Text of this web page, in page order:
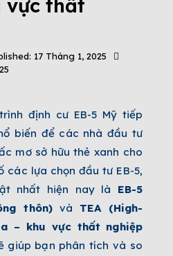
vực thất
17 Tháng 1, 2025
định cư EB-5 Mỹ tiếp
biến để các nhà đầu tư
mơ sở hữu thẻ xanh cho
các lựa chọn đầu tư EB-5,
nhất hiện nay là EB-5
thôn)và TEA (High-
– khu vực thất nghiệp
giúp bạn phân tích và so